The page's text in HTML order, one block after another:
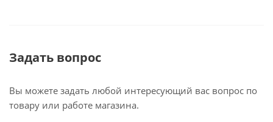
Задать вопрос
Вы можете задать любой интересующий вас вопрос по
товару или работе магазина.